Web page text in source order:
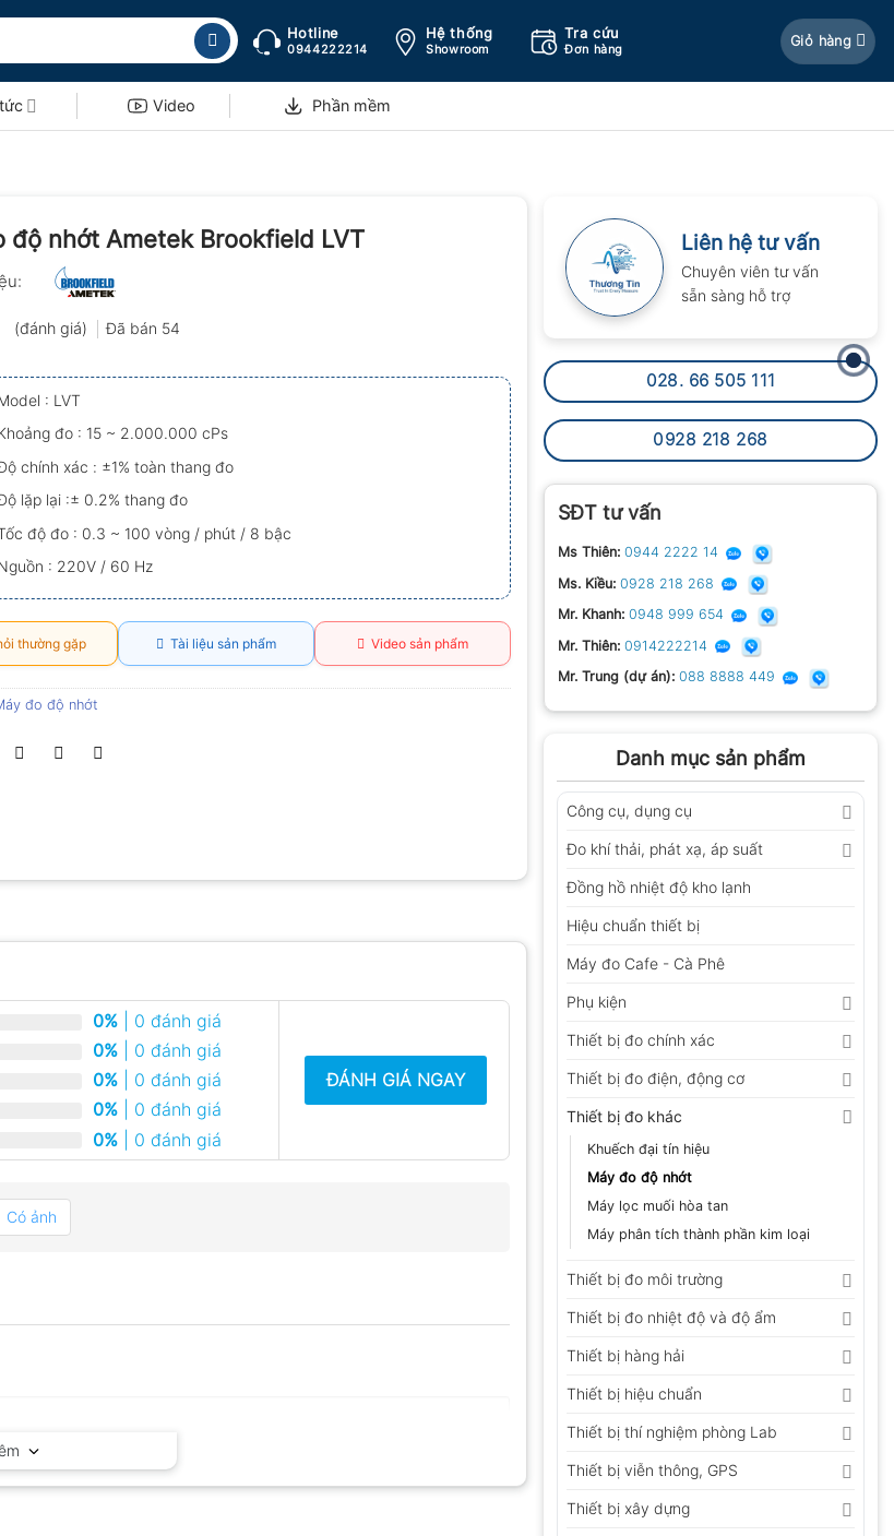
Hotline
0944222214
Hệ thống
Showroom
Tra cứu
Đơn hàng
Giỏ hàng
Video Phần mềm
Liên hệ tư vấn
Chuyên viên tư vấn
sẵn sàng hỗ trợ
028. 66 505 111
0928 218 268
SĐT tư vấn
Ms Thiên: 0944 2222 14
Ms. Kiều: 0928 218 268
Mr. Khanh: 0948 999 654
Mr. Thiên: 0914222214
Mr. Trung (dự án): 088 8888 449
Danh mục sản phẩm
Công cụ, dụng cụ
Đo khí thải, phát xạ, áp suất
Đồng hồ nhiệt độ kho lạnh
Hiệu chuẩn thiết bị
Máy đo Cafe - Cà Phê
Phụ kiện
Thiết bị đo chính xác
Thiết bị đo điện, động cơ
Thiết bị đo khác
Khuếch đại tín hiệu
Máy đo độ nhớt
Máy lọc muối hòa tan
Máy phân tích thành phần kim loại
Thiết bị đo môi trường
Thiết bị đo nhiệt độ và độ ẩm
Thiết bị hàng hải
Thiết bị hiệu chuẩn
Thiết bị thí nghiệm phòng Lab
Thiết bị viễn thông, GPS
Thiết bị xây dựng
độ nhớt Ametek Brookfield LVT
(đánh giá) Đã bán 54
: LVT
đo : 15 ~ 2.000.000 cPs
chính xác : ±1% toàn thang đo
lặp lại :± 0.2% thang đo
độ đo : 0.3 ~ 100 vòng / phút / 8 bậc
: 220V / 60 Hz
thường gặp Tài liệu sản phẩm Video sản phẩm
đo độ nhớt
0% | 0 đánh giá
0% | 0 đánh giá
0% | 0 đánh giá
0% | 0 đánh giá
0% | 0 đánh giá
ĐÁNH GIÁ NGAY
Có ảnh